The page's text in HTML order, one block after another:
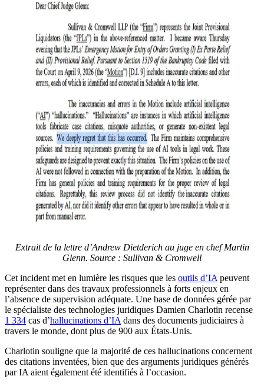
Extrait de la lettre d’Andrew Dietderich au juge en chef Martin
Glenn. Source : Sullivan & Cromwell
Cet incident met en lumière les risques que les outils d’IA peuvent
représenter dans des travaux professionnels à forts enjeux en
l’absence de supervision adéquate. Une base de données gérée par
le spécialiste des technologies juridiques Damien Charlotin recense
1 334 cas d’hallucinations d’IA dans des documents judiciaires à
travers le monde, dont plus de 900 aux États-Unis.
Charlotin souligne que la majorité de ces hallucinations concernent
des citations inventées, bien que des arguments juridiques générés
par IA aient également été identifiés à l’occasion.